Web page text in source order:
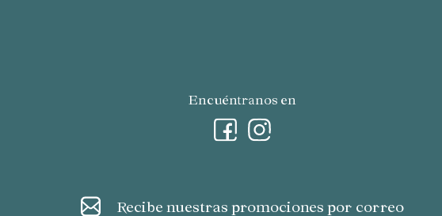
Encuéntranos en
Recibe nuestras promociones por correo